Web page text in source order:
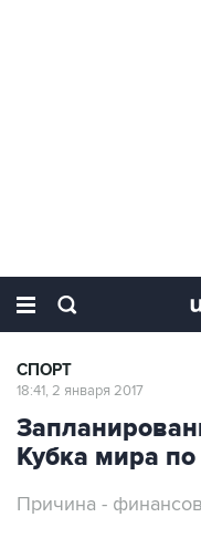
СПОРТ
18:41, 2 января 2017
Кубка мира
Причина -